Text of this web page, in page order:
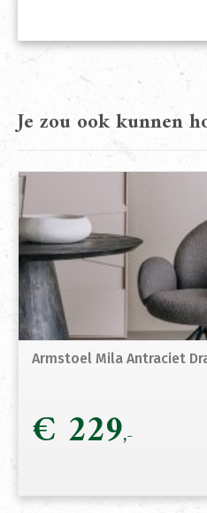
Je zou ook kunnen
Armstoel Mila Antraciet
€ 229